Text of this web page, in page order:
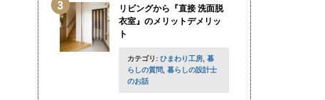
リビングから『直接 洗面脱
衣室』のメリットデメリッ
ト
カテゴリ: ひまわり工房 暮
らしの質問
暮らしの設計士
のお話